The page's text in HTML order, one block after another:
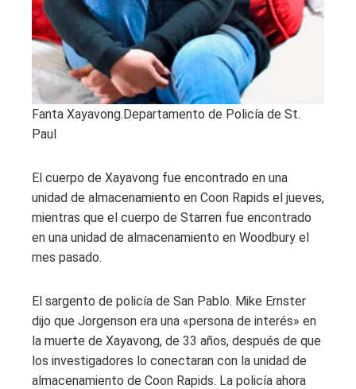
Fanta Xayavong. Departamento de Policía de St.
Paul
El cuerpo de Xayavong fue encontrado en una
unidad de almacenamiento en Coon Rapids el jueves,
mientras que el cuerpo de Starren fue encontrado
en una unidad de almacenamiento en Woodbury el
mes pasado.
El sargento de policía de San Pablo. Mike Ernster
dijo que Jorgenson era una «persona de interés» en
la muerte de Xayavong, de 33 años, después de que
los investigadores lo conectaran con la unidad de
almacenamiento de Coon Rapids. La policía ahora